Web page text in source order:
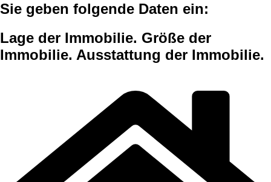
Sie geben folgende Daten ein:
Lage der Immobilie. Größe der
Immobilie. Ausstattung der Immobilie.